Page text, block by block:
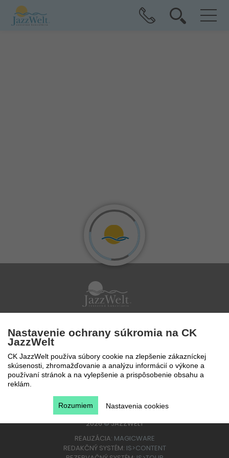
Po - Pi 9 - 17 hod
0850 777 888
2026©JAZZWELT
REALIZÁCIA: MAGICWARE
REDAKČNÝ SYSTÉM: IS>CONTENT
Nastavenie ochrany súkromia na CK
JazzWelt
CK JazzWelt používa súbory cookie na zlepšenie zákazníckej
skúsenosti, zhromažďovanie a analýzu informácií o výkone a
používaní stránok a na vylepšenie a prispôsobenie obsahu a
reklám.
Nastavenia cookies
Rozumiem